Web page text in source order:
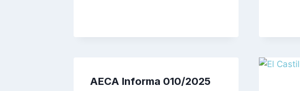
AECA Informa 010/2025